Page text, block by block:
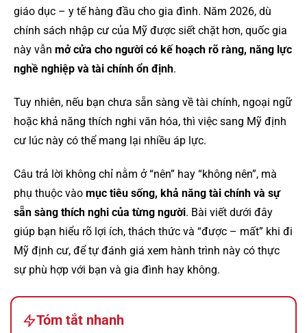
giáo dục – y tế hàng đầu cho gia đình. Năm 2026, dù
chính sách nhập cư của Mỹ được siết chặt hơn, quốc gia
này vẫn mở cửa cho người có kế hoạch rõ ràng, năng lực
nghề nghiệp và tài chính ổn định.
Tuy nhiên, nếu bạn chưa sẵn sàng về tài chính, ngoại ngữ
hoặc khả năng thích nghi văn hóa, thì việc sang Mỹ định
cư lúc này có thể mang lại nhiều áp lực.
Câu trả lời không chỉ nằm ở “nên” hay “không nên”, mà
phụ thuộc vào mục tiêu sống, khả năng tài chính và sự
sẵn sàng thích nghi của từng người. Bài viết dưới đây
giúp bạn hiểu rõ lợi ích, thách thức và “được – mất” khi đi
Mỹ định cư, để tự đánh giá xem hành trình này có thực
sự phù hợp với bạn và gia đình hay không.
Tóm tắt nhanh